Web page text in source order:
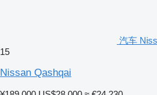
汽车
15
Nissan Qashqai